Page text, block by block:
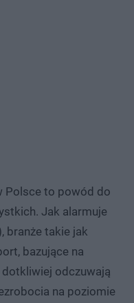
Polsce to powód do
Jak alarmuje
branże takie jak
bazujące na
odczuwają
na poziomie